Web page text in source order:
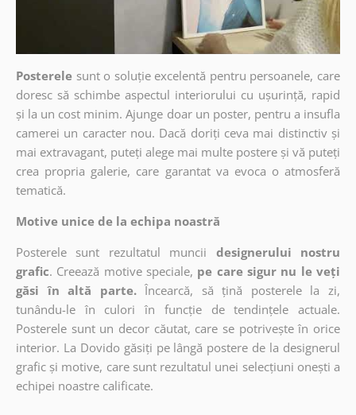
Posterele sunt o soluție excelentă pentru persoanele, care
doresc să schimbe aspectul interiorului cu ușurință, rapid
și la un cost minim. Ajunge doar un poster, pentru a insufla
camerei un caracter nou. Dacă doriți ceva mai distinctiv și
mai extravagant, puteți alege mai multe postere și vă puteți
crea propria galerie, care garantat va evoca o atmosferă
tematică.
Motive unice de la echipa noastră
Posterele sunt rezultatul muncii
designerului nostru
grafic. Creează motive speciale, pe care sigur nu le veți
găsi în altă parte. Încearcă, să țină posterele la zi,
tunându-le în culori în funcție de tendințele actuale.
Posterele sunt un decor căutat, care se potrivește în orice
interior. La Dovido găsiți pe lângă postere de la designerul
grafic și motive, care sunt rezultatul unei selecțiuni onești a
echipei noastre calificate.